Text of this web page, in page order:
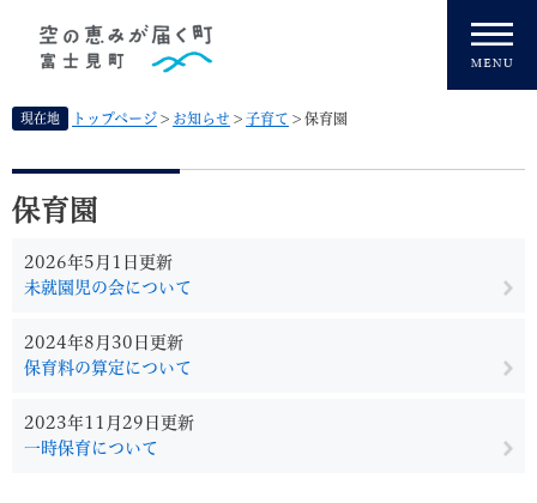
先
。
現在地 トップページ > お知らせ > 子育て > 保育園
本
文
保育園
2026年5月1日更新
未就園児の会について
2024年8月30日更新
保育料の算定について
2023年11月29日更新
一時保育について